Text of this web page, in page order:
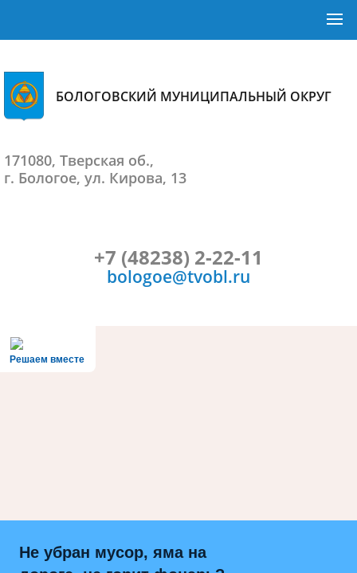
БОЛОГОВСКИЙ МУНИЦИПАЛЬНЫЙ ОКРУГ
171080, Тверская об.,
г. Бологое, ул. Кирова, 13
+7 (48238) 2-22-11
bologoe@tvobl.ru
Решаем вместе
Не убран мусор, яма на